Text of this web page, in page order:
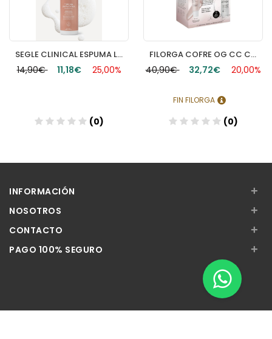
SEGLE CLINICAL ESPUMA LIMPIADORA 1 ENVASE 150 ML
14,90€ 11,18€ 25,00%
(0)
FILORGA COFRE OG CC CREAM
40,90€ 32,72€ 20,00%
FIN FILORGA
(0)
INFORMACIÓN +
NOSOTROS +
CONTACTO +
PAGO 100% SEGURO +